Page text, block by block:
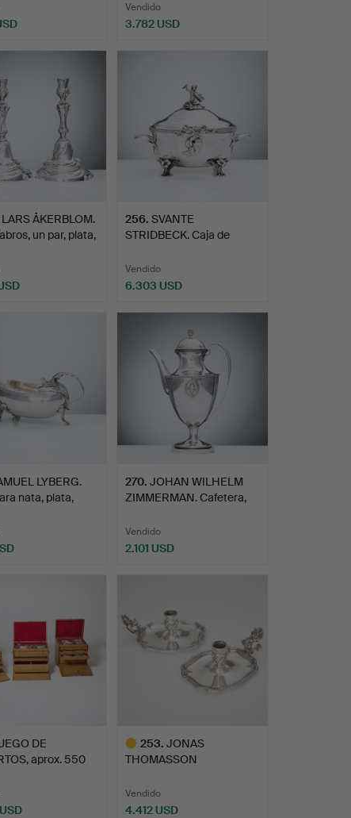
Vendido
3.782 USD
LARS ÅKERBLOM.
un par, plata,
256. SVANTE
STRIDBECK. Caja de
Vendido
6.303 USD
LYBERG.
nata, plata,
270. JOHAN WILHELM
ZIMMERMAN. Cafetera,
Vendido
2.101 USD
DE
aprox. 550
253. JONAS
THOMASSON
de n…
Vendido
4.412 USD